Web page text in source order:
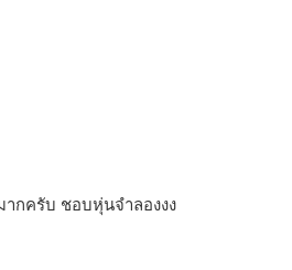
กครับ ชอบหุ่นจำลองงง